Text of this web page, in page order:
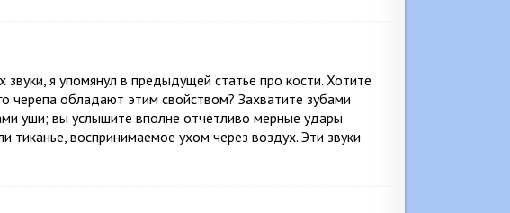
я упомянул в предыдущей статье про кости. Хотите
черепа обладают этим свойством? Захватите зубами
уши; вы услышите вполне отчетливо мерные удары
тиканье, воспринимаемое ухом через воздух. Эти звуки